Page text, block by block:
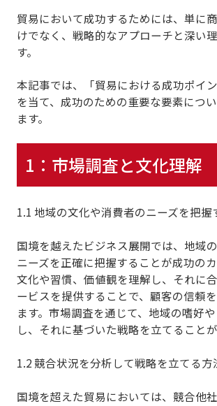
貿易において成功するためには、単に
けでなく、戦略的なアプローチと深い
す。
本記事では、 「貿易における成功ポイ
を当て、成功のための重要な要素につ
ます。
1：市場調査と文化理解
1.1 地域の文化や消費者のニーズを把握
国境を越えたビジネス展開では、 地域
ニーズを正確に把握することが成功の
文化や習慣、価値観を理解し、それに
ービスを提供することで、顧客の信頼
ます。市場調査を通じて、地域の嗜好
し、それに基づいた戦略を立てることが
1.2 競合状況を分析して戦略を立てる方
国境を超えた貿易においては、競合他